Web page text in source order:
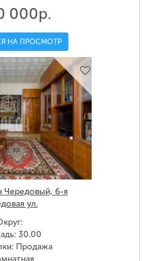
000р.
НА ПРОСМОТР
Чередовый, 6-я
ул.
30.00
Продажа